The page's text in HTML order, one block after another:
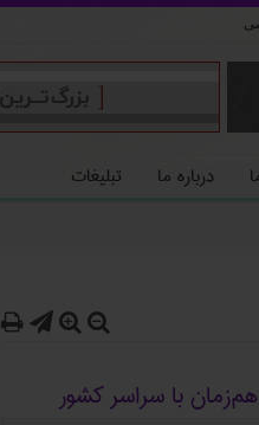
درباره ما تبلیغات
   
با سراسر کشور